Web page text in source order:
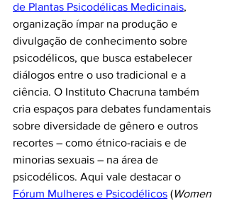
de Plantas Psicodélicas Medicinais,
organização ímpar na produção e
divulgação de conhecimento sobre
psicodélicos, que busca estabelecer
diálogos entre o uso tradicional e a
ciência. O Instituto Chacruna também
cria espaços para debates fundamentais
sobre diversidade de gênero e outros
recortes – como étnico-raciais e de
minorias sexuais – na área de
psicodélicos. Aqui vale destacar o
Fórum Mulheres e Psicodélicos (Women